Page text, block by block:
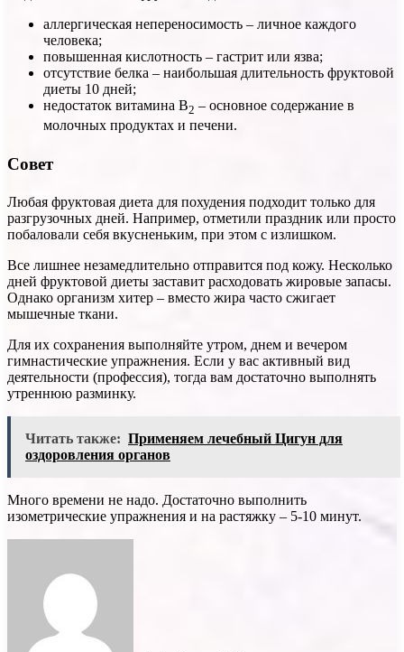
аллергическая непереносимость – личное каждого
человека;
повышенная кислотность – гастрит или язва;
отсутствие белка – наибольшая длительность фруктовой
диеты 10 дней;
недостаток витамина B2 – основное содержание в
молочных продуктах и печени.
Совет
Любая фруктовая диета для похудения подходит только для
разгрузочных дней. Например, отметили праздник или просто
побаловали себя вкусненьким, при этом с излишком.
Все лишнее незамедлительно отправится под кожу. Несколько
дней фруктовой диеты заставит расходовать жировые запасы.
Однако организм хитер – вместо жира часто сжигает
мышечные ткани.
Для их сохранения выполняйте утром, днем и вечером
гимнастические упражнения. Если у вас активный вид
деятельности (профессия), тогда вам достаточно выполнять
утреннюю разминку.
Читать также: Применяем лечебный Цигун для
оздоровления органов
Много времени не надо. Достаточно выполнить
изометрические упражнения и на растяжку – 5-10 минут.